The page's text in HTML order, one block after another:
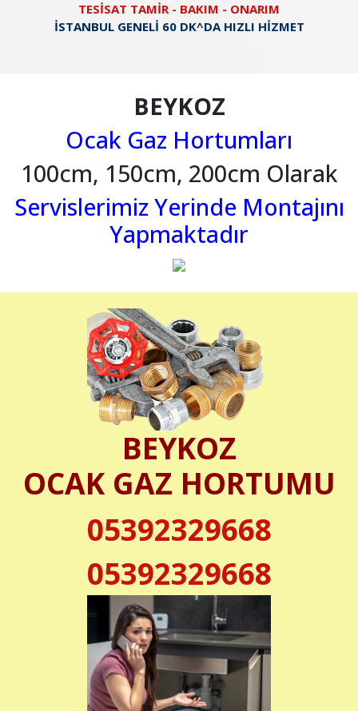
TESİSAT TAMİR - BAKIM - ONARIM
İSTANBUL GENELİ 60 DK^DA HIZLI HİZMET
BEYKOZ
Ocak Gaz Hortumları
100cm, 150cm, 200cm Olarak
Servislerimiz Yerinde Montajını
Yapmaktadır
BEYKOZ
OCAK GAZ HORTUMU
05392329668
05392329668